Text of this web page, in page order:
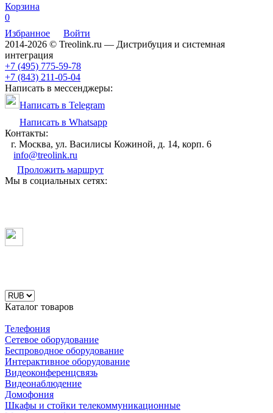
Корзина
0
Избранное
Войти
2014-2026 © Treolink.ru — Дистрибуция и системная
интеграция
+7 (495) 775-59-78
+7 (843) 211-05-04
Написать в мессенджеры:
Написать в Telegram
Написать в Whatsapp
Контакты:
г. Москва, ул. Василисы Кожиной, д. 14, корп. 6
info@treolink.ru
Проложить маршрут
Мы в социальных сетях:
Каталог товаров
Телефония
Сетевое оборудование
Беспроводное оборудование
Интерактивное оборудование
Видеоконференцсвязь
Видеонаблюдение
Домофония
Шкафы и стойки телекоммуникационные